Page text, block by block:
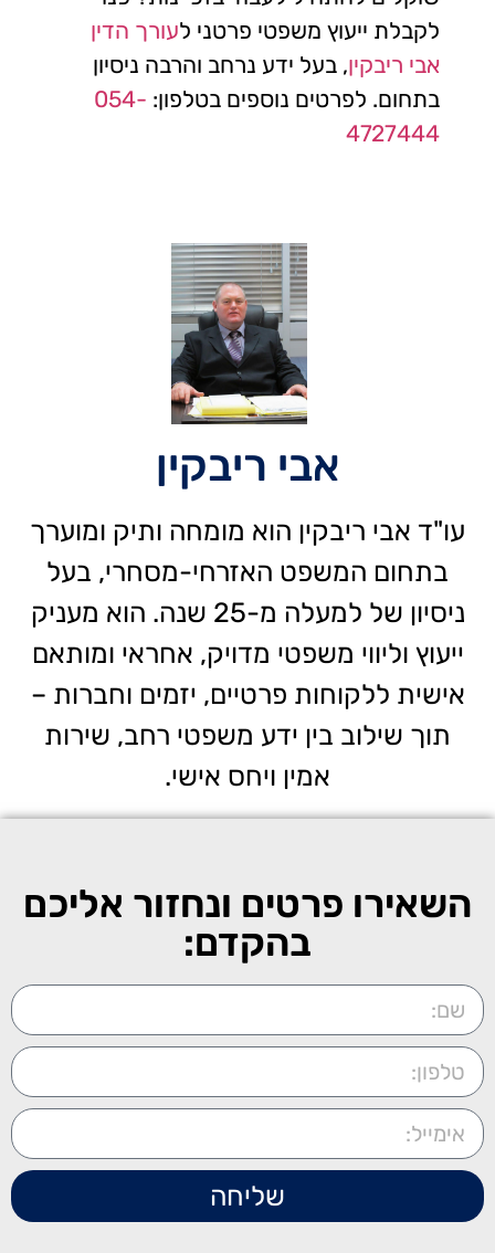
לקבלת ייעוץ משפטי פרטני לעורך הדין
אבי ריבקין, בעל ידע נרחב והרבה ניסיון
בתחום. לפרטים נוספים בטלפון: 054-
4727444
אבי ריבקין
עו"ד אבי ריבקין הוא מומחה ותיק ומוערך
בתחום המשפט האזרחי-מסחרי, בעל
ניסיון של למעלה מ-25 שנה. הוא מעניק
ייעוץ וליווי משפטי מדויק, אחראי ומותאם
אישית ללקוחות פרטיים, יזמים וחברות –
תוך שילוב בין ידע משפטי רחב, שירות
אמין ויחס אישי.
השאירו פרטים ונחזור אליכם
בהקדם:
שליחה